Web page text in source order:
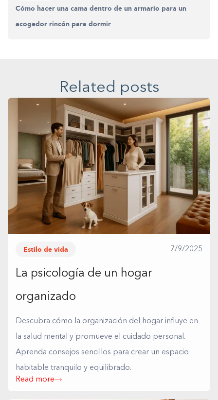
Cómo hacer una cama dentro de un armario para un
acogedor rincón para dormir
Related posts
Estilo de vida 7/9/2025
La psicología de un hogar
organizado
Descubra cómo la organización del hogar influye en
la salud mental y promueve el cuidado personal.
Aprenda consejos sencillos para crear un espacio
habitable tranquilo y equilibrado.
Read more